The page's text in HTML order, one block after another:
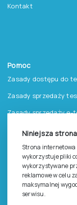
Niniejsza
Strona
wykorzystuje pliki
wykorzystywane
reklamowe w celu
maksymalnej
serwisu.
Kontakt
Pomoc
Zasady dostępu do
Zasady sprzedaży
Zasady sprzedaży e-
Cennik i katalog
Zasady zapisów na
Dla studentów i
Epsilon dla
Legalność używana